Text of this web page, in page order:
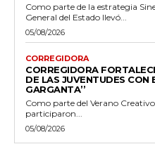
Como parte de la estrategia
General del Estado llevó...
05/08/2026
CORREGIDORA
CORREGIDORA
DE LAS JUVENTUDES CON
GARGANTA’’
Como parte del Verano Creativo
participaron...
05/08/2026